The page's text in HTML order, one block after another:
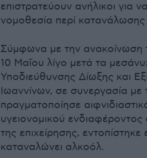
επιστρατεύουν ανήλικοι για
νομοθεσία περί κατανάλωσης
Σύμφωνα με την ανακοίνωση
10 Μαΐου λίγο μετά τα
Υποδιεύθυνσης Δίωξης και
Ιωαννίνων, σε συνεργασία με
πραγματοποίησε
υγειονομικού
της επιχείρησης,
καταναλώνει αλκοόλ.